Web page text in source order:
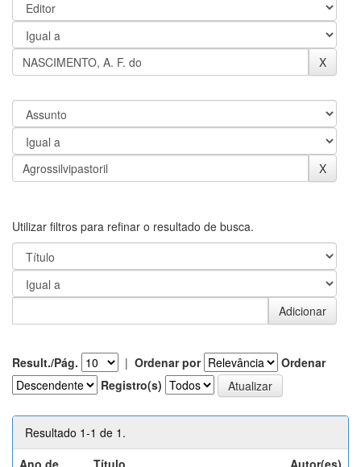
Utilizar filtros para refinar o resultado de busca.
Result./Pág. | Ordenar por
Ordenar
Registro(s)
Resultado 1-1 de 1.
Ano de
Título Autor(es)